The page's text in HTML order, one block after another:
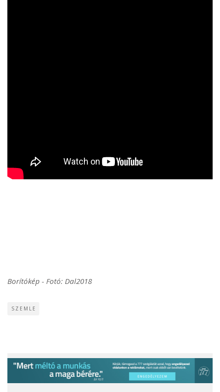
Borítókép - Fotó: Dal2018
SZEMLE